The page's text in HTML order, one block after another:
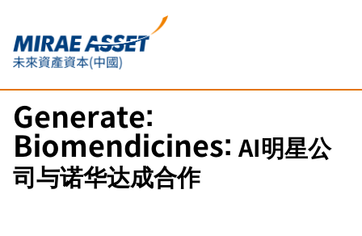
Generate:
Biomendicines: AI明星公
司与诺华达成合作